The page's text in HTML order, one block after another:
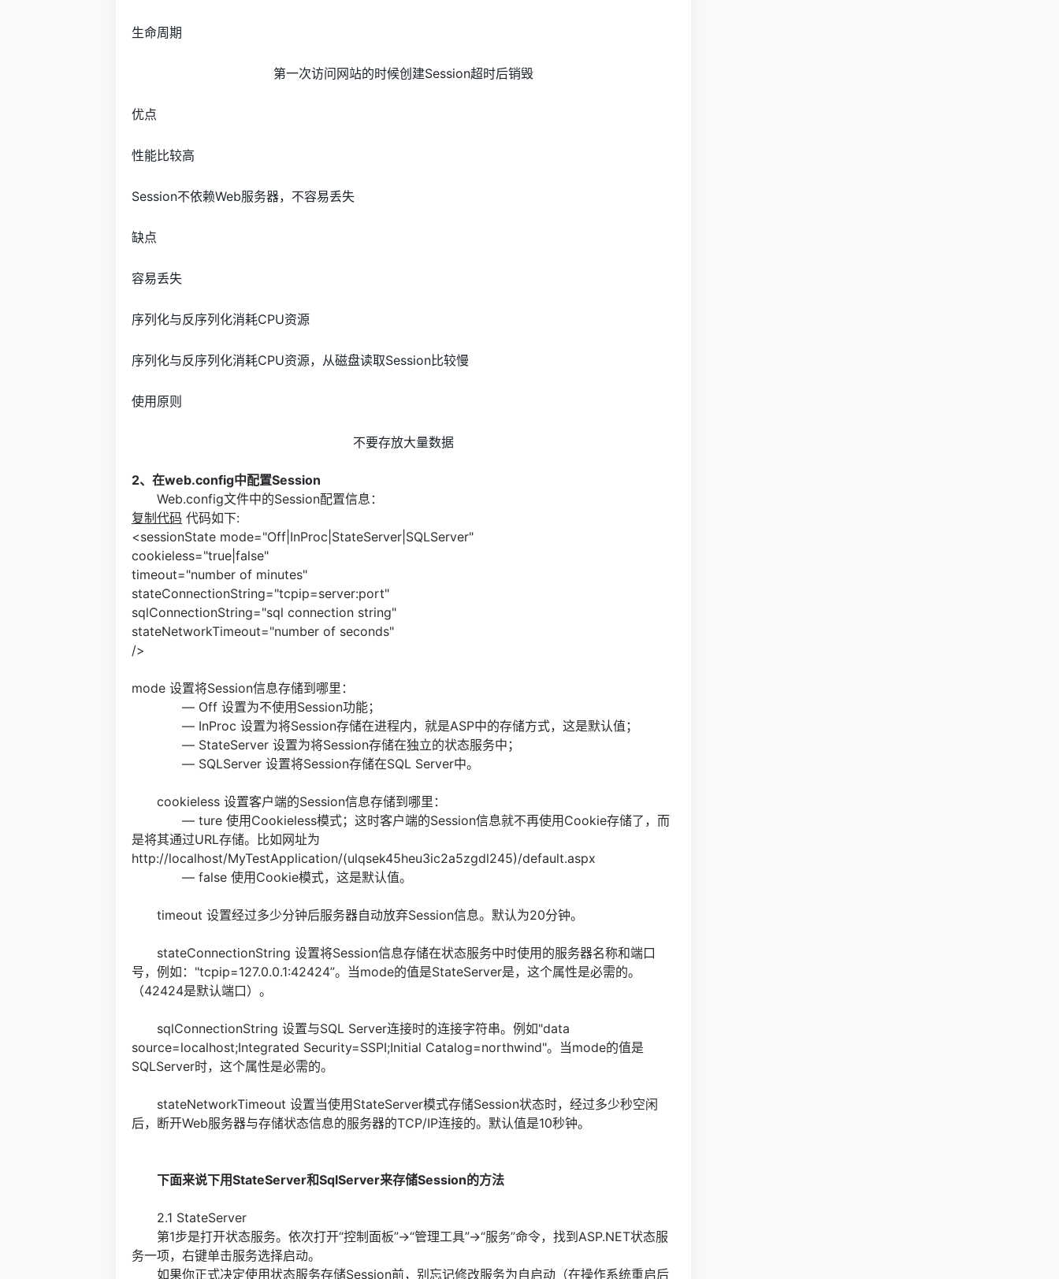
生命周期
第一次访问网站的时候创建Session超时后销毁
优点
性能比较高
Session不依赖Web服务器，不容易丢失
缺点
容易丢失
序列化与反序列化消耗CPU资源
序列化与反序列化消耗CPU资源，从磁盘读取Session比较慢
使用原则
不要存放大量数据
2、在web.config中配置Session
Web.config文件中的Session配置信息：
复制代码 代码如下:
<sessionState mode="Off|InProc|StateServer|SQLServer"
cookieless="true|false"
timeout="number of minutes"
stateConnectionString="tcpip=server:port"
sqlConnectionString="sql connection string"
stateNetworkTimeout="number of seconds"
/>
mode 设置将Session信息存储到哪里：
— Off 设置为不使用Session功能；
— InProc 设置为将Session存储在进程内，就是ASP中的存储方式，这是默认值；
— StateServer 设置为将Session存储在独立的状态服务中；
— SQLServer 设置将Session存储在SQL Server中。
cookieless 设置客户端的Session信息存储到哪里：
— ture 使用Cookieless模式；这时客户端的Session信息就不再使用Cookie存储了，而
是将其通过URL存储。比如网址为
http://localhost/MyTestApplication/(ulqsek45heu3ic2a5zgdl245)/default.aspx
— false 使用Cookie模式，这是默认值。
timeout 设置经过多少分钟后服务器自动放弃Session信息。默认为20分钟。
stateConnectionString 设置将Session信息存储在状态服务中时使用的服务器名称和端口
号，例如："tcpip=127.0.0.1:42424”。当mode的值是StateServer是，这个属性是必需的。
（42424是默认端口）。
sqlConnectionString 设置与SQL Server连接时的连接字符串。例如"data
source=localhost;Integrated Security=SSPI;Initial Catalog=northwind"。当mode的值是
SQLServer时，这个属性是必需的。
stateNetworkTimeout 设置当使用StateServer模式存储Session状态时，经过多少秒空闲
后，断开Web服务器与存储状态信息的服务器的TCP/IP连接的。默认值是10秒钟。
下面来说下用StateServer和SqlServer来存储Session的方法
2.1 StateServer
第1步是打开状态服务。依次打开“控制面板”→“管理工具”→“服务”命令，找到ASP.NET状态服
务一项，右键单击服务选择启动。
如果你正式决定使用状态服务存储Session前，别忘记修改服务为自启动（在操作系统重启后